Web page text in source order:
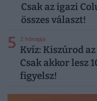
Csak az igazi
összes választ!
5 2 hónapja
Kvíz: Kiszúrod
Csak akkor lesz
figyelsz!